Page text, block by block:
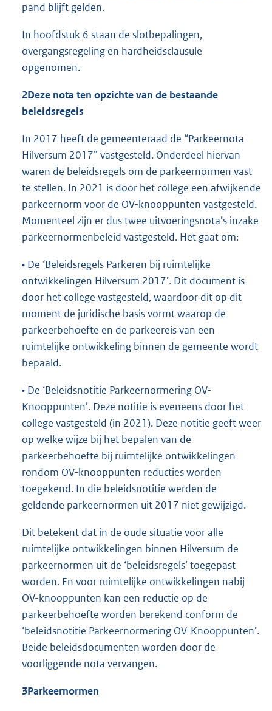
pand blijft gelden.
In hoofdstuk 6 staan de slotbepalingen,
overgangsregeling en hardheidsclausule
opgenomen.
2Deze nota ten opzichte van de bestaande
beleidsregels
In 2017 heeft de gemeenteraad de “Parkeernota
Hilversum 2017” vastgesteld. Onderdeel hiervan
waren de beleidsregels om de parkeernormen vast
te stellen. In 2021 is door het college een afwijkende
parkeernorm voor de OV-knooppunten vastgesteld.
Momenteel zijn er dus twee uitvoeringsnota’s inzake
parkeernormenbeleid vastgesteld. Het gaat om:
• De ‘Beleidsregels Parkeren bij ruimtelijke
ontwikkelingen Hilversum 2017’. Dit document is
door het college vastgesteld, waardoor dit op dit
moment de juridische basis vormt waarop de
parkeerbehoefte en de parkeereis van een
ruimtelijke ontwikkeling binnen de gemeente wordt
bepaald.
• De ‘Beleidsnotitie Parkeernormering OV-
Knooppunten’. Deze notitie is eveneens door het
college vastgesteld (in 2021). Deze notitie geeft weer
op welke wijze bij het bepalen van de
parkeerbehoefte bij ruimtelijke ontwikkelingen
rondom OV-knooppunten reducties worden
toegekend. In die beleidsnotitie werden de
geldende parkeernormen uit 2017 niet gewijzigd.
Dit betekent dat in de oude situatie voor alle
ruimtelijke ontwikkelingen binnen Hilversum de
parkeernormen uit de ‘beleidsregels’ toegepast
worden. En voor ruimtelijke ontwikkelingen nabij
OV-knooppunten kan een reductie op de
parkeerbehoefte worden berekend conform de
‘beleidsnotitie Parkeernormering OV-Knooppunten’.
Beide beleidsdocumenten worden door de
voorliggende nota vervangen.
3Parkeernormen